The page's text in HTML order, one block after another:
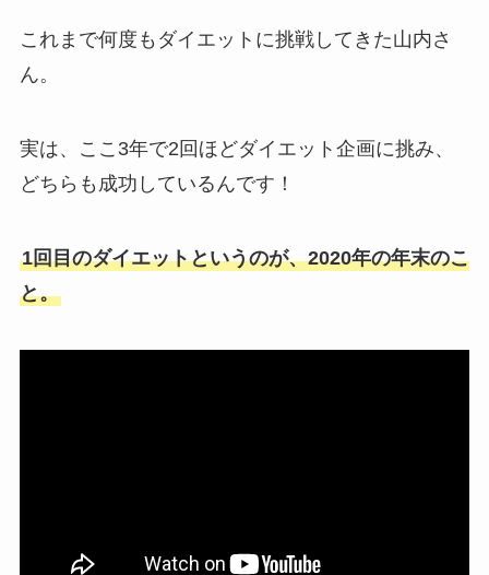
これまで何度もダイエットに挑戦してきた山内さ
ん。
実は、ここ3年で2回ほどダイエット企画に挑み、
どちらも成功しているんです！
1回目のダイエットというのが、2020年の年末のこ
と。